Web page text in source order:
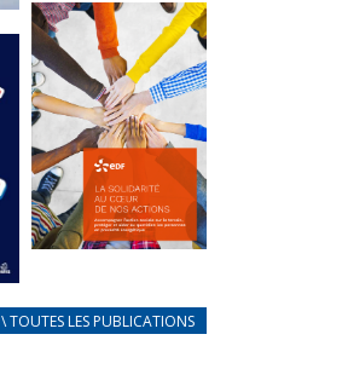
La
prévention
des conflits
d’intérêts
18 septembre 2023
FEUILLETER
au coeur de
nos actions
\ TOUTES LES PUBLICATIONS